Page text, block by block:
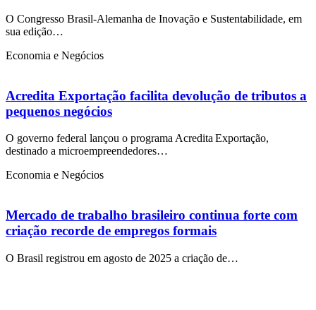
O Congresso Brasil-Alemanha de Inovação e Sustentabilidade, em
sua edição…
Economia e Negócios
Acredita Exportação facilita devolução de tributos a
pequenos negócios
O governo federal lançou o programa Acredita Exportação,
destinado a microempreendedores…
Economia e Negócios
Mercado de trabalho brasileiro continua forte com
criação recorde de empregos formais
O Brasil registrou em agosto de 2025 a criação de…